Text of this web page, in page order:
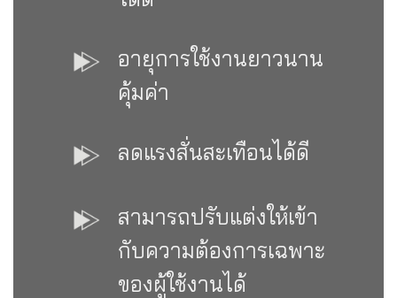
อายุการใช้งานยาวนาน
คุ้มค่า
ลดแรงสั่นสะเทือนได้ดี
สามารถปรับแต่งให้เข้า
กับความต้องการเฉพาะ
ของผู้ใช้งานได้